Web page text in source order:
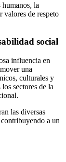
humanos, la
valores de respeto
social
influencia en
una
culturales y
sectores de la
las diversas
a un